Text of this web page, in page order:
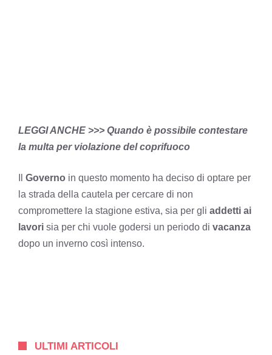
LEGGI ANCHE >>> Quando è possibile contestare
la multa per violazione del coprifuoco
Governo in questo momento ha deciso di optare per
la strada della cautela per cercare di non
compromettere la stagione estiva, sia per gli addetti ai
lavori sia per chi vuole godersi un periodo di vacanza
dopo un inverno così intenso.
ULTIMI ARTICOLI